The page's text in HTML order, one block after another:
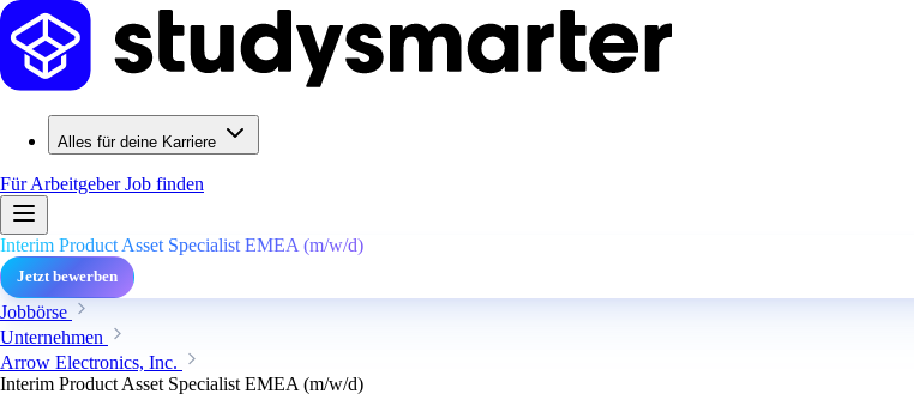
Alles für deine Karriere
Für ArbeitgeberJob finden
Interim Product Asset Specialist EMEA (m/w/d)
Jetzt bewerben
Jobbörse
Unternehmen
Arrow Electronics, Inc.
Interim Product Asset Specialist EMEA (m/w/d)